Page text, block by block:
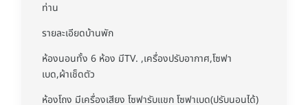
ท่าน
รายละเอียดบ้านพัก
ห้องนอนทั้ง 6 ห้อง มีTV. ,เครื่องปรับอากาศ,โซฟา
เบด,ผ้าเช็ดตัว
ห้องโถง มีเครื่องเสียง โซฟารับแขก โซฟาเบด(ปรับนอนได้)